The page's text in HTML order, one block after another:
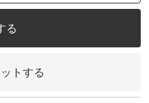
る
トする